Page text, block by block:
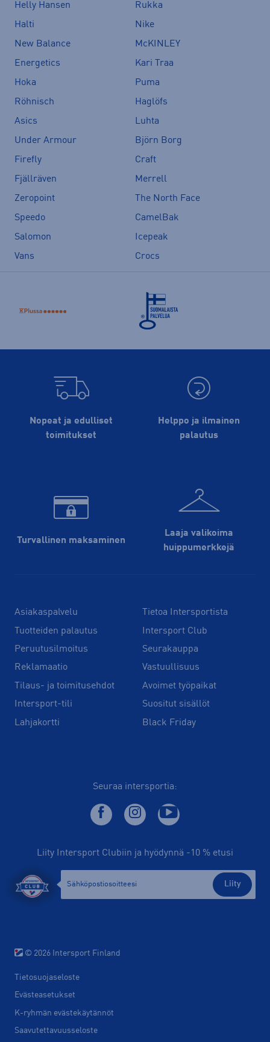
Helly Hansen
Rukka
Halti
Nike
New Balance
McKINLEY
Energetics
Kari Traa
Hoka
Puma
Röhnisch
Haglöfs
Asics
Luhta
Under Armour
Björn Borg
Firefly
Craft
Fjällräven
Merrell
Zeropoint
The North Face
Speedo
CamelBak
Salomon
Icepeak
Vans
Crocs
Nopeat ja edulliset
toimitukset
Helppo ja ilmainen
palautus
Turvallinen maksaminen
Laaja valikoima
huippu­merkkejä
Asiakaspalvelu
Tuotteiden palautus
Peruutusilmoitus
Reklamaatio
Tilaus- ja toimitusehdot
Intersport-tili
Lahjakortti
Tietoa Intersportista
Intersport Club
Seurakauppa
Vastuullisuus
Avoimet työpaikat
Suositut sisällöt
Black Friday
Seuraa intersportia:
Liity Intersport Clubiin ja hyödynnä -10 % etusi
Liity
© 2026 Intersport Finland
Tietosuojaseloste
Evästeasetukset
K-ryhmän evästekäytännöt
Saavutettavuusseloste